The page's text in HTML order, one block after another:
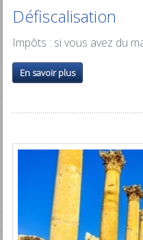
Défiscalisation
Impôts : si vous avez du
En savoir plus